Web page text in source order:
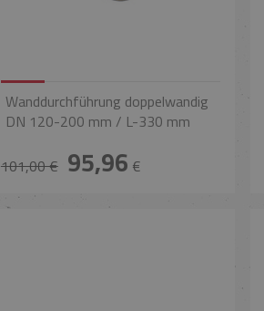
Wanddurchführung doppelwandig
DN 120-200 mm / L-330 mm
101,00 € 95,96 €